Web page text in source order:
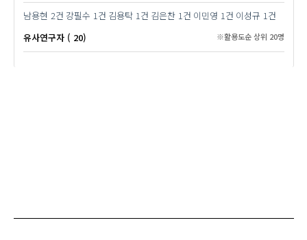
남용현 2건 강필수 1건 김용탁 1건 김은찬 1건 이민영 1건 이성규 1건
유사연구자 ( 20)
※활용도순 상위 20명